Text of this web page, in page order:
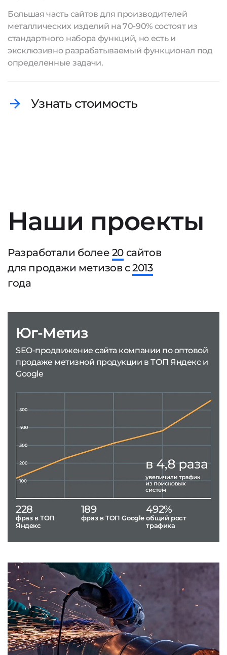
Большая часть сайтов для производителей
металлических изделий на 70-90% состоят из
стандартного набора функций, но есть и
эксклюзивно разрабатываемый функционал под
определенные задачи.
Узнать стоимость
Наши проекты
Разработали более 20 сайтов
для продажи метизов с2013
года
Юг-Метиз
SEO-продвижение сайта компании по оптовой
продаже метизной продукции в ТОП Яндекс и
Google
228
фраз в ТОП
Яндекс
189
фраз в ТОП Google
492%
общий рост
трафика